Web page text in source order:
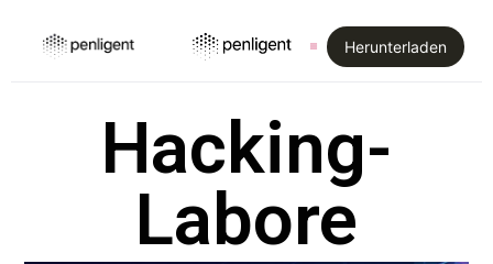
Herunterladen
Hacking-
Labore